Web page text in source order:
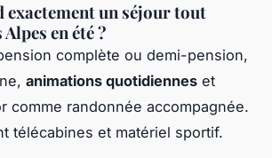
exactement un séjour tout
en été ?
complète ou demi-pension,
animations quotidiennes et
comme randonnée accompagnée.
télécabines et matériel sportif.